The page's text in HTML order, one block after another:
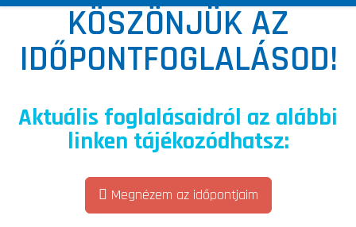
KÖSZÖNJÜK AZ
IDŐPONTFOGLALÁSOD!
Aktuális foglalásaidról az alábbi
linken tájékozódhatsz:
Megnézem az időpontjaim